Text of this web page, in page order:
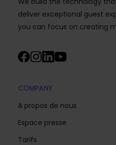
deliver exceptional guest
you can focus on creating
COMPANY
A propos de nous
Espace presse
Tarifs